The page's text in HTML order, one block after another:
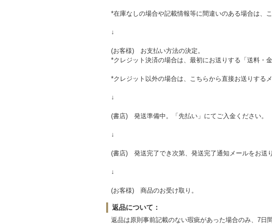
*在庫なしの場合や記載情報等に間違いのある場合は、
↓
(お客様) お支払い方法の決定。
*クレジット決済の場合は、最初にお送りする「送料・
*クレジット以外の場合は、こちらから直接お送りする
↓
(書店) 発送準備中。「先払い」にてご入金ください。
↓
(書店) 発送完了でき次第、発送完了通知メールをお送り
↓
(お客様) 商品のお受け取り。
返品について：
返品は原則事前記載のない瑕疵があった場合のみ、7日